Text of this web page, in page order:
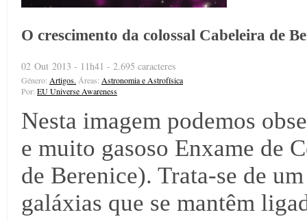
O crescimento da colossal Cabeleira de
02 Out 2013 - 11h41 - 2.695 caracteres
Género: Artigos. Áreas: Astronomia e Astrofísica
Por: EU Universe Awareness
Nesta imagem podemos
e muito gasoso Enxame de
de Berenice). Trata-se de
galáxias que se mantêm